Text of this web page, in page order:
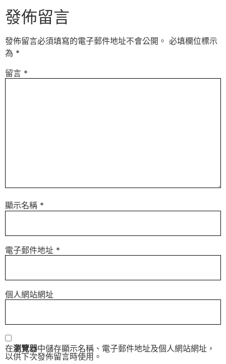
發佈留言
發佈留言必須填寫的電子郵件地址不會公開。 必填欄位標示
為 *
留言 *
顯示名稱 *
電子郵件地址 *
個人網站網址
在瀏覽器中儲存顯示名稱、電子郵件地址及個人網站網址，
以供下次發佈留言時使用。